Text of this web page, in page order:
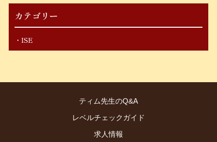
カテゴリー
ISE
ティム先生のQ&A
レベルチェックガイド
求人情報